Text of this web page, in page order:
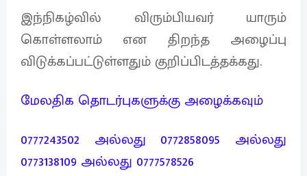
இந்நிகழ்வில் விரும்பியவர் யாரும்
கொள்ளலாம் என திறந்த அழைப்பு
விடுக்கப்பட்டுள்ளதும் குறிப்பிடத்தக்கது.
மேலதிக தொடர்புகளுக்கு அழைக்கவும்
0777243502 அல்லது 0772858095 அல்லது
0773138109 அல்லது 0777578526